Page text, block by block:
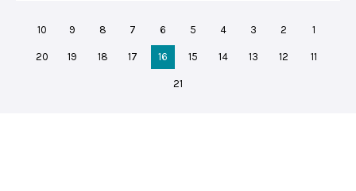
1
2
3
4
5
6
7
8
9
10
11
12
13
14
15
16
17
18
19
20
21